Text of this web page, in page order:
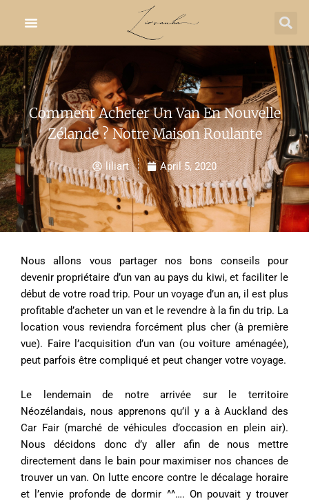
Comment Acheter Un Van En Nouvelle
Zélande ? Notre Maison Roulante
liliart April 5, 2020
Nous allons vous partager nos bons conseils pour
devenir propriétaire d’un van au pays du kiwi, et faciliter le
début de votre road trip. Pour un voyage d’un an, il est plus
profitable d’acheter un van et le revendre à la fin du trip. La
location vous reviendra forcément plus cher (à première
vue). Faire l’acquisition d’un van (ou voiture aménagée),
peut parfois être compliqué et peut changer votre voyage.
Le lendemain de notre arrivée sur le territoire
Néozélandais, nous apprenons qu’il y a à Auckland des
Car Fair (marché de véhicules d’occasion en plein air).
Nous décidons donc d’y aller afin de nous mettre
directement dans le bain pour maximiser nos chances de
trouver un van. On lutte encore contre le décalage horaire
et l’envie profonde de dormir ^^…. On pouvait y trouver